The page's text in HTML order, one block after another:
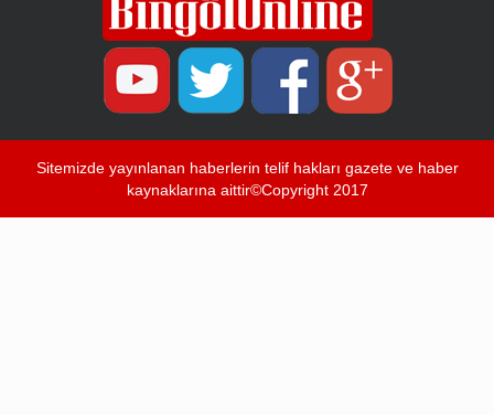
Sitemizde yayınlanan haberlerin telif hakları gazete ve haber
kaynaklarına aittir©Copyright 2017